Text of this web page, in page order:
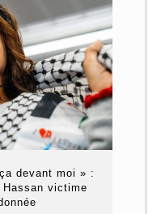
devant moi » :
Hassan victime